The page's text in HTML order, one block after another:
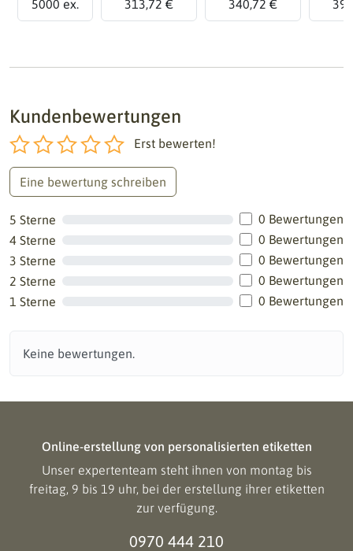
5000 ex. 313,72 € 340,72 €
Kundenbewertungen
Erst bewerten!
Eine bewertung schreiben
5 Sterne
0 Bewertungen
4 Sterne
0 Bewertungen
3 Sterne
0 Bewertungen
2 Sterne
0 Bewertungen
1 Sterne
0 Bewertungen
Keine bewertungen.
Online-erstellung von personalisierten etiketten
Unser expertenteam steht ihnen von montag bis
freitag, 9 bis 19 uhr, bei der erstellung ihrer etiketten
zur verfügung.
0970 444 210